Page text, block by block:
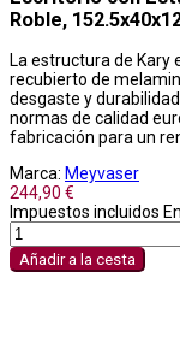
Roble,
La estructura de
recubierto de
desgaste y
normas de calidad
fabricación para un
Marca: Meyvaser
244,90 €
Impuestos incluidos
Añadir a la cesta